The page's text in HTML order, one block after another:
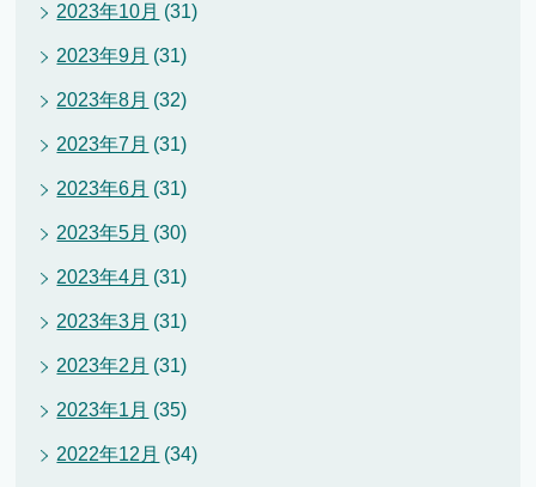
2023年10月 (31)
2023年9月 (31)
2023年8月 (32)
2023年7月 (31)
2023年6月 (31)
2023年5月 (30)
2023年4月 (31)
2023年3月 (31)
2023年2月 (31)
2023年1月 (35)
2022年12月 (34)